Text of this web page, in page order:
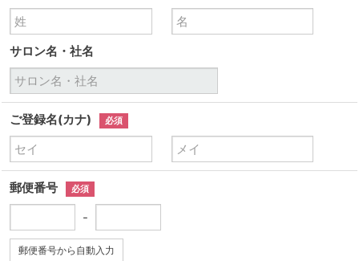
サロン名・社名
ご登録名(カナ) 必須
郵便番号 必須
-
郵便番号から自動入力